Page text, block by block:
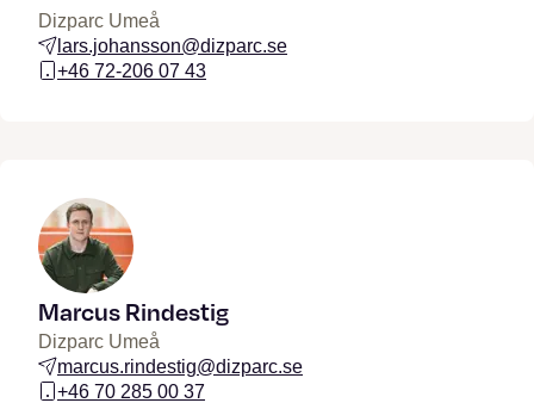
Dizparc Umeå
lars.johansson@dizparc.se
+46 72-206 07 43
Marcus Rindestig
Dizparc Umeå
marcus.rindestig@dizparc.se
+46 70 285 00 37